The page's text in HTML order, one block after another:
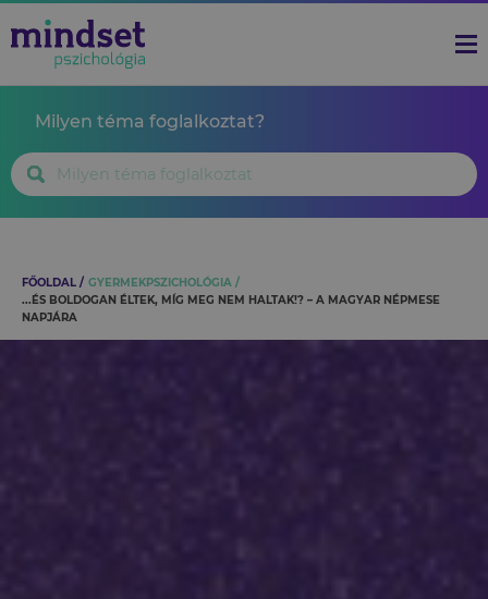
Milyen téma foglalkoztat?
FŐOLDAL
GYERMEKPSZICHOLÓGIA
...ÉS BOLDOGAN ÉLTEK, MÍG MEG NEM HALTAK!? – A MAGYAR NÉPMESE
NAPJÁRA